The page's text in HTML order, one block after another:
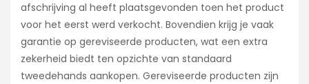
afschrijving al heeft plaatsgevonden toen het product
voor het eerst werd verkocht. Bovendien krijg je vaak
garantie op gereviseerde producten, wat een extra
zekerheid biedt ten opzichte van standaard
tweedehands aankopen. Gereviseerde producten zijn